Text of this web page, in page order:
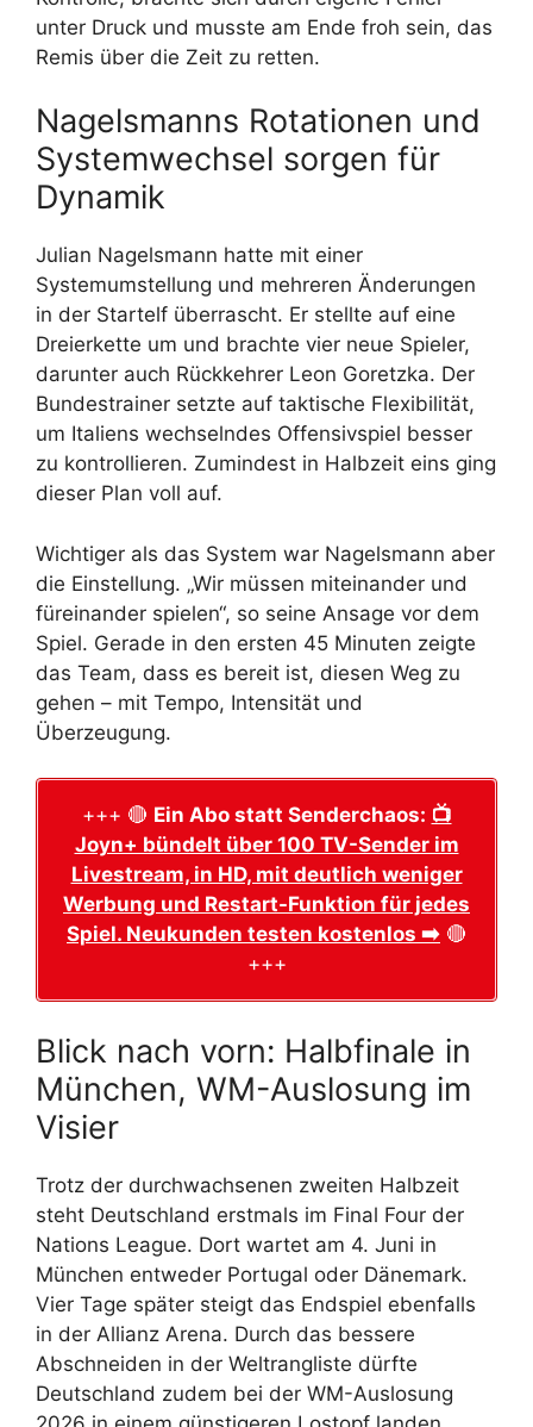
unter Druck und musste am Ende froh sein, das
Remis über die Zeit zu retten.
Nagelsmanns Rotationen und
Systemwechsel sorgen für
Dynamik
Julian Nagelsmann hatte mit einer
Systemumstellung und mehreren Änderungen
in der Startelf überrascht. Er stellte auf eine
Dreierkette um und brachte vier neue Spieler,
darunter auch Rückkehrer Leon Goretzka. Der
Bundestrainer setzte auf taktische Flexibilität,
um Italiens wechselndes Offensivspiel besser
zu kontrollieren. Zumindest in Halbzeit eins ging
dieser Plan voll auf.
Wichtiger als das System war Nagelsmann aber
die Einstellung. „Wir müssen miteinander und
füreinander spielen“, so seine Ansage vor dem
Spiel. Gerade in den ersten 45 Minuten zeigte
das Team, dass es bereit ist, diesen Weg zu
gehen – mit Tempo, Intensität und
Überzeugung.
+++ 🔴 Ein Abo statt Senderchaos: 📺
Joyn+ bündelt über 100 TV-Sender im
Livestream, in HD, mit deutlich weniger
Werbung und Restart-Funktion für jedes
Spiel. Neukunden testen kostenlos ➡️ 🔴
+++
Blick nach vorn: Halbfinale in
München, WM-Auslosung im
Visier
Trotz der durchwachsenen zweiten Halbzeit
steht Deutschland erstmals im Final Four der
Nations League. Dort wartet am 4. Juni in
München entweder Portugal oder Dänemark.
Vier Tage später steigt das Endspiel ebenfalls
in der Allianz Arena. Durch das bessere
Abschneiden in der Weltrangliste dürfte
Deutschland zudem bei der WM-Auslosung